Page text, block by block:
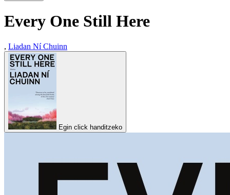
Every One Still Here
, Liadan Ní Chuinn
Egin click handitzeko